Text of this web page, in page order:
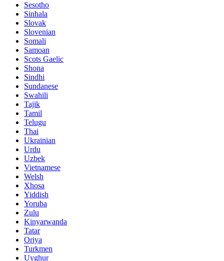
Sesotho
Sinhala
Slovak
Slovenian
Somali
Samoan
Scots Gaelic
Shona
Sindhi
Sundanese
Swahili
Tajik
Tamil
Telugu
Thai
Ukrainian
Urdu
Uzbek
Vietnamese
Welsh
Xhosa
Yiddish
Yoruba
Zulu
Kinyarwanda
Tatar
Oriya
Turkmen
Uyghur